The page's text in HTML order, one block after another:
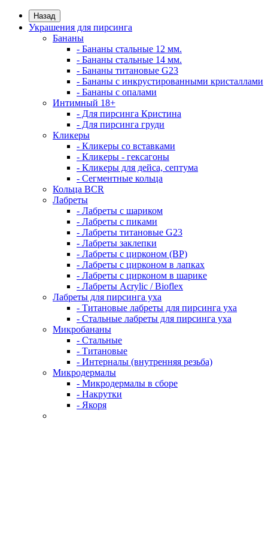
Назад
Украшения для пирсинга
Бананы
- Бананы стальные 12 мм.
- Бананы стальные 14 мм.
- Бананы титановые G23
- Бананы с инкрустированными кристаллами
- Бананы с опалами
Интимный 18+
- Для пирсинга Кристина
- Для пирсинга груди
Кликеры
- Кликеры со вставками
- Кликеры - гексагоны
- Кликеры для дейса, септума
- Сегментные кольца
Кольца BCR
Лабреты
- Лабреты с шариком
- Лабреты с пиками
- Лабреты титановые G23
- Лабреты заклепки
- Лабреты с цирконом (ВР)
- Лабреты с цирконом в лапках
- Лабреты с цирконом в шарике
- Лабреты Acrylic / Bioflex
Лабреты для пирсинга уха
- Титановые лабреты для пирсинга уха
- Стальные лабреты для пирсинга уха
Микробананы
- Стальные
- Титановые
- Интерналы (внутренняя резьба)
Микродермалы
- Микродермалы в сборе
- Накрутки
- Якоря